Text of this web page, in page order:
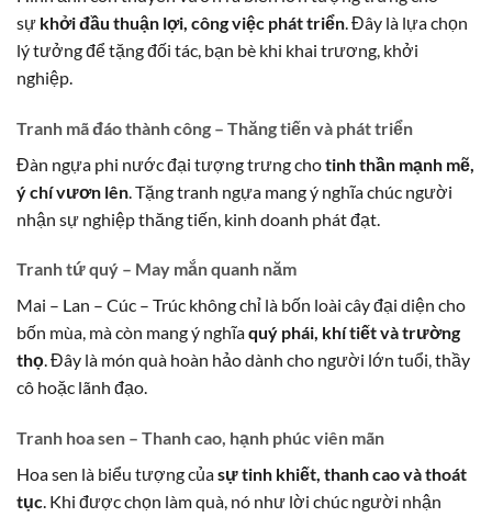
sự khởi đầu thuận lợi, công việc phát triển. Đây là lựa chọn
lý tưởng để tặng đối tác, bạn bè khi khai trương, khởi
nghiệp.
Tranh mã đáo thành công – Thăng tiến và phát triển
Đàn ngựa phi nước đại tượng trưng chotinh thần mạnh mẽ,
ý chí vươn lên . Tặng tranh ngựa mang ý nghĩa chúc người
nhận sự nghiệp thăng tiến, kinh doanh phát đạt.
Tranh tứ quý – May mắn quanh năm
Mai – Lan – Cúc – Trúc không chỉ là bốn loài cây đại diện cho
bốn mùa, mà còn mang ý nghĩaquý phái, khí tiết và trường
thọ. Đây là món quà hoàn hảo dành cho người lớn tuổi, thầy
cô hoặc lãnh đạo.
Tranh hoa sen – Thanh cao, hạnh phúc viên mãn
Hoa sen là biểu tượng củasự tinh khiết, thanh cao và thoát
tục. Khi được chọn làm quà, nó như lời chúc người nhận